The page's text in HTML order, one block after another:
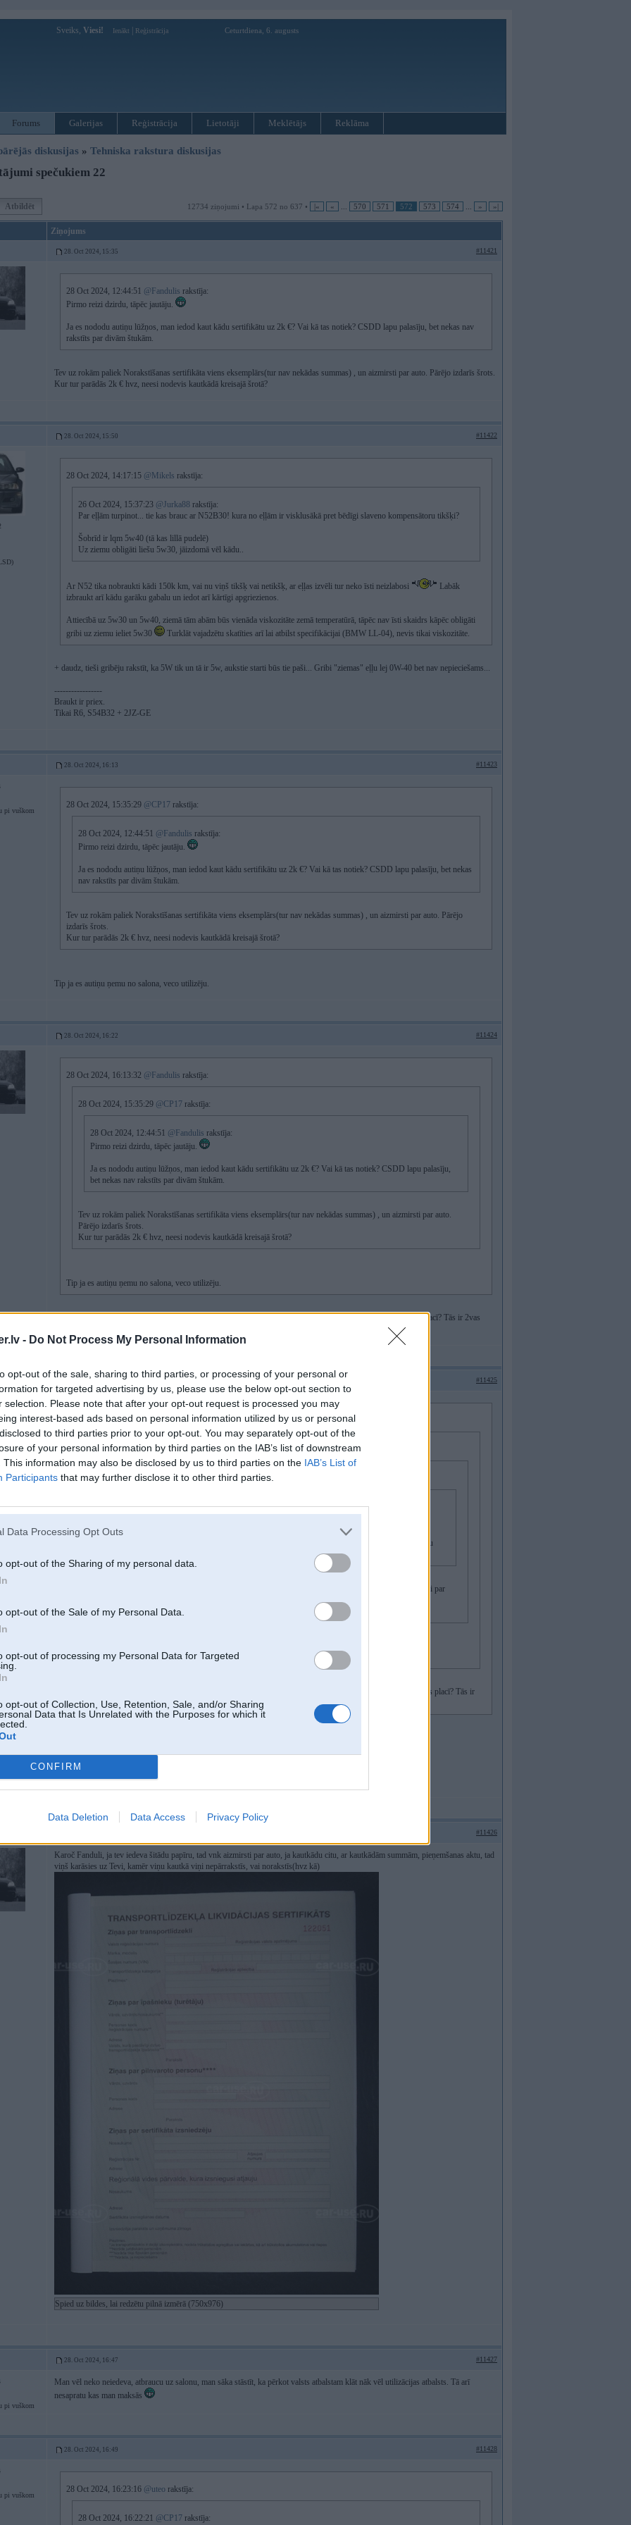
- Do Not Process My Personal Information
opt-out of the sale, sharing to third parties, or processing of your personal or
for targeted advertising by us, please use the below opt-out section to
selection. Please note that after your opt-out request is processed you may
interest-based ads based on personal information utilized by us or personal
to third parties prior to your opt-out. You may separately opt-out of the
of your personal information by third parties on the IAB’s list of downstream
This information may also be disclosed by us to third parties on the IAB’s List of
Participants that may further disclose it to other third parties.
Data Processing Opt Outs
opt-out of the Sharing of my personal data.
opt-out of the Sale of my Personal Data.
opt-out of processing my Personal Data for Targeted
opt-out of Collection, Use, Retention, Sale, and/or Sharing
Data that Is Unrelated with the Purposes for which it
CONFIRM
Data Deletion Data Access Privacy Policy
Sveiks, Viesi! Ienākt Reģistrācija Ceturtdiena, 6. augusts
Forums Galerijas Reģistrācija Lietotāji Meklētājs Reklāma
diskusijas » Tehniska rakstura diskusijas
spečukiem 22
Atbildēt 12734 ziņojumi • Lapa 572 no 637 • |« « 570 571 572 573 574 » »|
Ziņojums
28. Oct 2024, 15:35 #11421
28 Oct 2024, 12:44:51 @Fandulis rakstīja:
Pirmo reizi dzirdu, tāpēc jautāju.
Ja es nododu autiņu lūžņos, man iedod kaut kādu sertifikātu uz 2k €? Vai kā tas notiek? CSDD lapu palasīju, bet nekas nav
rakstīts par divām štukām.
Tev uz rokām paliek Norakstīšanas sertifikāta viens eksemplārs(tur nav nekādas summas) , un aizmirsti par auto. Pārējo izdarīs šrots.
Kur tur parādās 2k € hvz, neesi nodevis kautkādā kreisajā šrotā?
28. Oct 2024, 15:50 #11422
28 Oct 2024, 14:17:15 @Mikels rakstīja:
26 Oct 2024, 15:37:23 @Jurka88 rakstīja:
Par eļļām turpinot... tie kas brauc ar N52B30! kura no eļļām ir visklusākā pret bēdīgi slaveno kompensātoru tikšķi?
Šobrīd ir lqm 5w40 (tā kas lillā pudelē)
Uz ziemu obligāti liešu 5w30, jāizdomā vēl kādu..
Ar N52 tika nobraukti kādi 150k km, vai nu viņš tikšķ vai netikšķ, ar eļļas izvēli tur neko īsti neizlabosi
Labāk
izbraukt arī kādu garāku gabalu un iedot arī kārtīgi apgriezienos.
Attiecībā uz 5w30 un 5w40, ziemā tām abām būs vienāda viskozitāte zemā temperatūrā, tāpēc nav īsti skaidrs kāpēc obligāti
gribi uz ziemu ieliet 5w30
Turklāt vajadzētu skatīties arī lai atbilst specifikācijai (BMW LL-04), nevis tikai viskozitāte.
+ daudz, tieši gribēju rakstīt, ka 5W tik un tā ir 5w, aukstie starti būs tie paši... Gribi "ziemas" eļļu lej 0W-40 bet nav nepieciešams...
-----------------
Braukt ir priex.
Tikai R6, S54B32 + 2JZ-GE
28. Oct 2024, 16:13 #11423
pi vuškom
28 Oct 2024, 15:35:29 @CP17 rakstīja:
28 Oct 2024, 12:44:51 @Fandulis rakstīja:
Pirmo reizi dzirdu, tāpēc jautāju.
Ja es nododu autiņu lūžņos, man iedod kaut kādu sertifikātu uz 2k €? Vai kā tas notiek? CSDD lapu palasīju, bet nekas
nav rakstīts par divām štukām.
Tev uz rokām paliek Norakstīšanas sertifikāta viens eksemplārs(tur nav nekādas summas) , un aizmirsti par auto. Pārējo
izdarīs šrots.
Kur tur parādās 2k € hvz, neesi nodevis kautkādā kreisajā šrotā?
Tip ja es autiņu ņemu no salona, veco utilizēju.
28. Oct 2024, 16:22 #11424
28 Oct 2024, 16:13:32 @Fandulis rakstīja:
28 Oct 2024, 15:35:29 @CP17 rakstīja:
28 Oct 2024, 12:44:51 @Fandulis rakstīja:
Pirmo reizi dzirdu, tāpēc jautāju.
Ja es nododu autiņu lūžņos, man iedod kaut kādu sertifikātu uz 2k €? Vai kā tas notiek? CSDD lapu palasīju,
bet nekas nav rakstīts par divām štukām.
Tev uz rokām paliek Norakstīšanas sertifikāta viens eksemplārs(tur nav nekādas summas) , un aizmirsti par auto.
Pārējo izdarīs šrots.
Kur tur parādās 2k € hvz, neesi nodevis kautkādā kreisajā šrotā?
Tip ja es autiņu ņemu no salona, veco utilizēju.
Nesapratu, viņu izjauks, saspiedīs, norakstīs, VAI Tu viņu atstāj kā 1mo iemaksu un viņu liks tirgošanā salons placī? Tās ir 2vas
28. Oct 2024, 16:23 #11425
28 Oct 2024, 16:22:21@CP17rakstīja:
28 Oct 2024, 16:13:32 @Fandulisrakstīja:
28 Oct 2024, 15:35:29@CP17rakstīja:
28 Oct 2024, 12:44:51@Fandulisrakstīja:
Ja es nododu autiņu lūžņos, man iedod kaut kādu sertifikātu uz 2k €? Vai kā tas notiek? CSDD lapu
Tev uz rokām paliek Norakstīšanas sertifikāta viens eksemplārs(tur nav nekādas summas) , un aizmirsti par
Kur tur parādās 2k € hvz, neesi nodevis kautkādā kreisajā šrotā?
Tip ja es autiņu ņemu no salona, veco utilizēju.
Nesapratu, viņu izjauks, saspiedīs, norakstīs, VAI Tu viņu atstāj kā 1mo iemaksu un viņu liks tirgošanā salons placī? Tās ir
2vas būtiski atšķirīgas lietas.
#11426
Karoč Fanduli, ja tev iedeva šitādu papīru, tad vnk aizmirsti par auto, ja kautkādu citu, ar kautkādām summām, pieņemšanas aktu, tad
viņš karāsies uz Tevi, kamēr viņu kautkā viņi nepārrakstīs, vai norakstīs(hvz kā)
Spied uz bildes, lai redzētu pilnā izmērā (750x976)
28. Oct 2024, 16:47 #11427
pi vuškom
Man vēl neko neiedeva, atbraucu uz salonu, man sāka stāstīt, ka pērkot valsts atbalstam klāt nāk vēl utilizācijas atbalsts. Tā arī
nesapratu kas man maksās
28. Oct 2024, 16:49 #11428
pi vuškom
28 Oct 2024, 16:23:16 @uteo rakstīja:
28 Oct 2024, 16:22:21 @CP17 rakstīja: